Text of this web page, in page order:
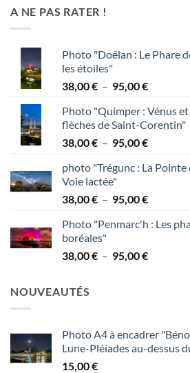
A NE PAS RATER !
Photo "Doëlan : Le Phare
les étoiles"
38,00€ – 95,00€Plage
prix :
38,00 €
à
Photo "Quimper : Vénus
flèches de Saint-Corentin"
38,00€ – 95,00€Plage
prix :
à
photo "Trégunc : La Pointe
Voie lactée"
38,00€ – 95,00€Plage
prix :
à
Photo "Penmarc'h : Les
boréales"
38,00€ – 95,00€Plage
NOUVEAUTÉS
Photo A4 à encadrer
Lune-Pléiades au-dessus
15,00€